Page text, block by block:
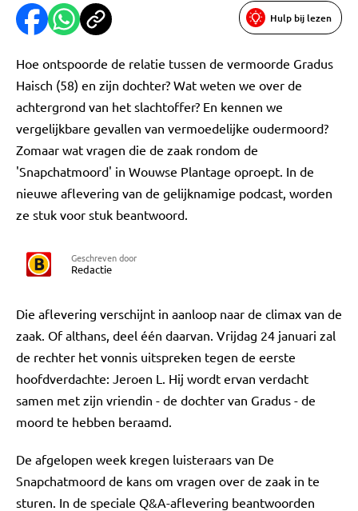
Hulp bij lezen
Hoe ontspoorde de relatie tussen de vermoorde Gradus
Haisch (58) en zijn dochter? Wat weten we over de
achtergrond van het slachtoffer? En kennen we
vergelijkbare gevallen van vermoedelijke oudermoord?
Zomaar wat vragen die de zaak rondom de
'Snapchatmoord' in Wouwse Plantage oproept. In de
nieuwe aflevering van de gelijknamige podcast, worden
ze stuk voor stuk beantwoord.
Geschreven door
Redactie
Die aflevering verschijnt in aanloop naar de climax van de
zaak. Of althans, deel één daarvan. Vrijdag 24 januari zal
de rechter het vonnis uitspreken tegen de eerste
hoofdverdachte: Jeroen L. Hij wordt ervan verdacht
samen met zijn vriendin - de dochter van Gradus - de
moord te hebben beraamd.
De afgelopen week kregen luisteraars van De
Snapchatmoord de kans om vragen over de zaak in te
sturen. In de speciale Q&A-aflevering beantwoorden